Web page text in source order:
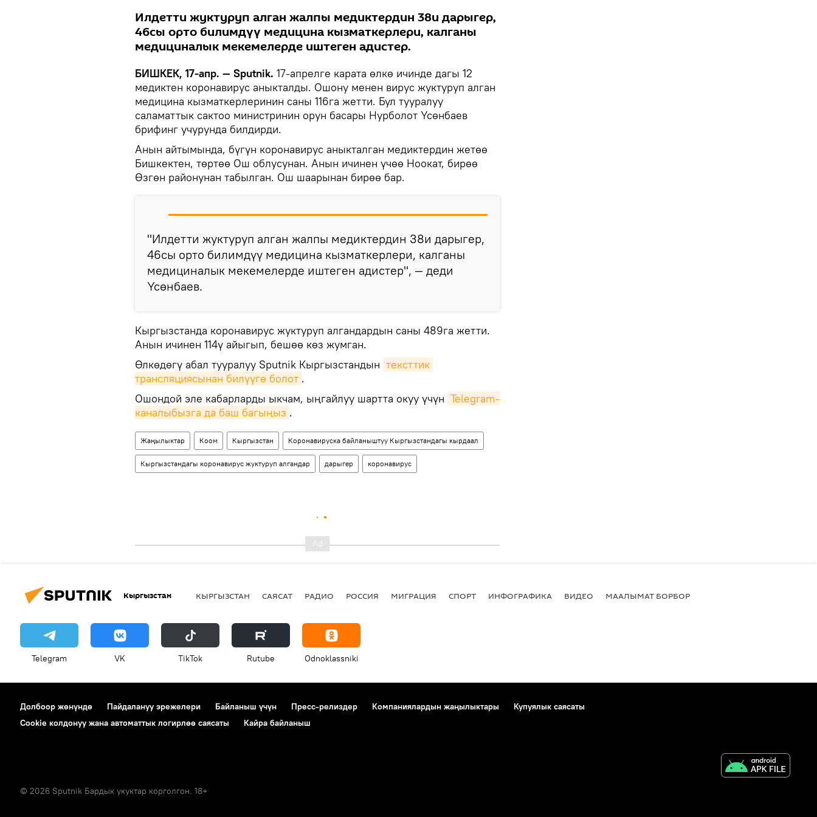
Илдетти жуктуруп алган жалпы медиктердин 38и дарыгер,
46сы орто билимдүү медицина кызматкерлери, калганы
медициналык мекемелерде иштеген адистер.
БИШКЕК, 17-апр. — Sputnik. 17-апрелге карата өлкө ичинде дагы 12
медиктен коронавирус аныкталды. Ошону менен вирус жуктуруп алган
медицина кызматкерлеринин саны 116га жетти. Бул тууралуу
саламаттык сактоо министринин орун басары Нурболот Үсөнбаев
брифинг учурунда билдирди.
Анын айтымында, бүгүн коронавирус аныкталган медиктердин жетөө
Бишкектен, төртөө Ош облусунан. Анын ичинен үчөө Ноокат, бирөө
Өзгөн районунан табылган. Ош шаарынан бирөө бар.
"Илдетти жуктуруп алган жалпы медиктердин 38и дарыгер,
46сы орто билимдүү медицина кызматкерлери, калганы
медициналык мекемелерде иштеген адистер", — деди
Үсөнбаев.
Кыргызстанда коронавирус жуктуруп алгандардын саны 489га жетти.
Анын ичинен 114ү айыгып, бешөө көз жумган.
Өлкөдөгү абал тууралуу Sputnik Кыргызстандын тексттик
трансляциясынан билүүгө болот .
Ошондой эле кабарларды ыкчам, ыңгайлуу шартта окуу үчүн Telegram-
каналыбызга да баш багыңыз .
Жаңылыктар Коом Кыргызстан Коронавируска байланыштуу Кыргызстандагы кырдаал
Кыргызстандагы коронавирус жуктуруп алгандар дарыгер коронавирус
Кыргызстан КЫРГЫЗСТАН САЯСАТ РАДИО РОССИЯ МИГРАЦИЯ СПОРТ ИНФОГРАФИКА ВИДЕО МААЛЫМАТ БОРБОР
Telegram VK ТikТоk Rutube Odnoklassniki
Долбоор жөнүндө Пайдалануу эрежелери Байланыш үчүн Пресс-релиздер Компаниялардын жаңылыктары
Купуялык саясаты
Cookie колдонуу жана автоматтык логирлөө саясаты
Кайра байланыш
© 2026 Sputnik Бардык укуктар корголгон. 18+